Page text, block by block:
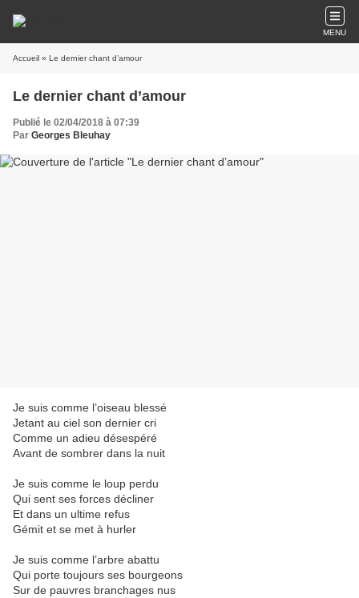
MENU
Accueil » Le dernier chant d’amour
Le dernier chant d’amour
Publié le 02/04/2018 à 07:39
Par Georges Bleuhay
Je suis comme l’oiseau blessé
Jetant au ciel son dernier cri
Comme un adieu désespéré
Avant de sombrer dans la nuit
Je suis comme le loup perdu
Qui sent ses forces décliner
Et dans un ultime refus
Gémit et se met à hurler
Je suis comme l’arbre abattu
Qui porte toujours ses bourgeons
Sur de pauvres branchages nus